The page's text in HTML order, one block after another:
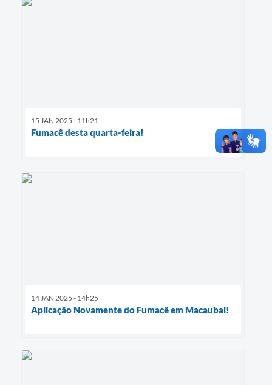
15 JAN 2025 - 11h21
Fumacê desta quarta-feira!
14 JAN 2025 - 14h25
Aplicação Novamente do Fumacê em Macaubal!